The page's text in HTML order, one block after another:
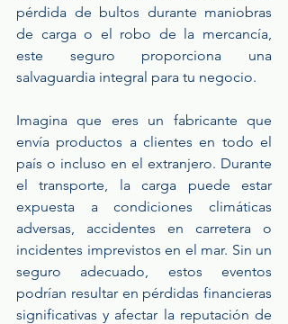
pérdida de bultos durante maniobras
de carga o el robo de la mercancía,
este seguro proporciona una
salvaguardia integral para tu negocio.
Imagina que eres un fabricante que
envía productos a clientes en todo el
país o incluso en el extranjero. Durante
el transporte, la carga puede estar
expuesta a condiciones climáticas
adversas, accidentes en carretera o
incidentes imprevistos en el mar. Sin un
seguro adecuado, estos eventos
podrían resultar en pérdidas financieras
significativas y afectar la reputación de